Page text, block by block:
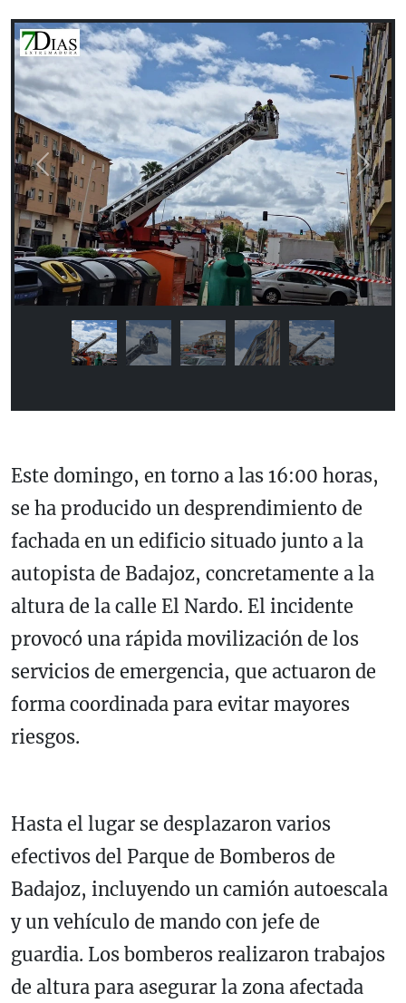
Previous Next
Este domingo, en torno a las 16:00 horas,
se ha producido un desprendimiento de
fachada en un edificio situado junto a la
autopista de Badajoz, concretamente a la
altura de la calle El Nardo. El incidente
provocó una rápida movilización de los
servicios de emergencia, que actuaron de
forma coordinada para evitar mayores
riesgos.
Hasta el lugar se desplazaron varios
efectivos del Parque de Bomberos de
Badajoz, incluyendo un camión autoescala
y un vehículo de mando con jefe de
guardia. Los bomberos realizaron trabajos
de altura para asegurar la zona afectada